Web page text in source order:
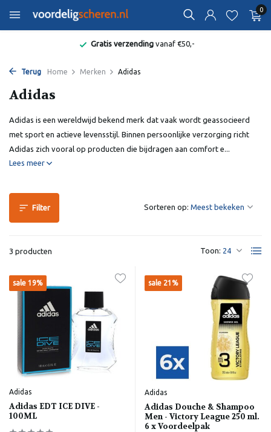
0
Gratis verzendingvanaf €50,-
Terug Home Merken Adidas
Adidas
Adidas is een wereldwijd bekend merk dat vaak wordt geassocieerd
met sport en actieve levensstijl. Binnen persoonlijke verzorging richt
Adidas zich vooral op producten die bijdragen aan comfort e...
Lees meer
Filter
3 producten Toon:
Sorteren op:
sale 19%
Adidas
Adidas EDT ICE DIVE -
100ML
sale 21%
Adidas
Adidas Douche & Shampoo
Men - Victory League 250 ml.
6 x Voordeelpak